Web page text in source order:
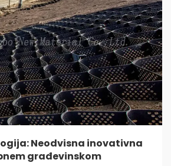
Neodvisna inovativna
građevinskom